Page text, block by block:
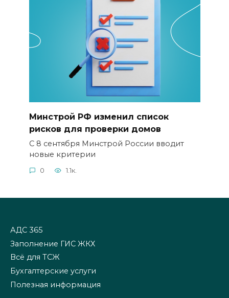
Минстрой РФ изменил список
рисков для проверки домов
С 8 сентября Минстрой России вводит
новые критерии
0 1.1к.
АДС 365
Заполнение ГИС ЖКХ
Всё для ТСЖ
Бухгалтерские услуги
Полезная информация